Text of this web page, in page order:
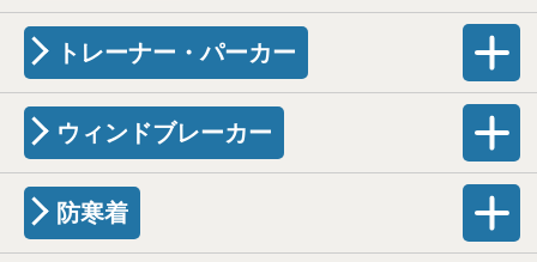
トレーナー・パーカー
ウィンドブレーカー
防寒着